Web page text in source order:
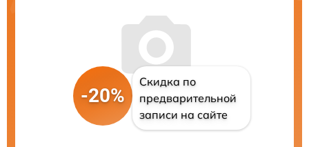
-20%
Скидка по
предварительной
записи на сайте